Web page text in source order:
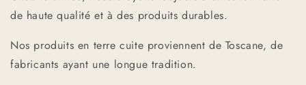
de haute qualité et à des produits durables.
Nos produits en terre cuite proviennent de Toscane, de
fabricants ayant une longue tradition.